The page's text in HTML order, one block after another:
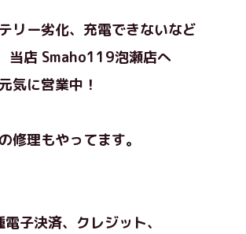
リー劣化、充電できないなど
店 Smaho119泡瀬店へ
気に営業中！
修理もやってます。
子決済、クレジット、